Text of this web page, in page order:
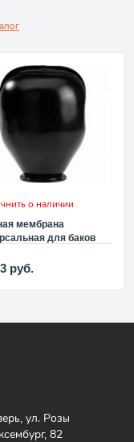
о наличии
мембрана
для баков
ST421000
руб.
ул. Розы
82